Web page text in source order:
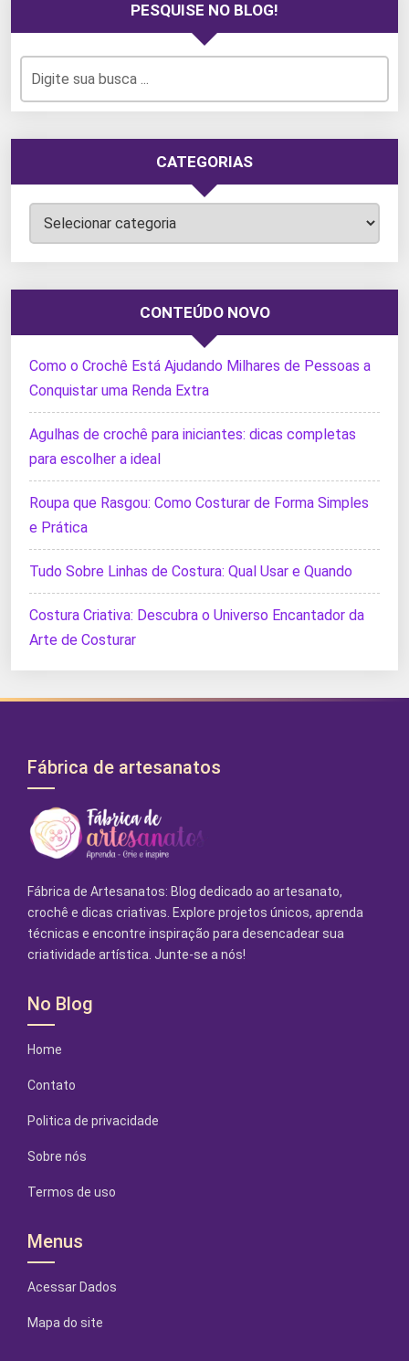
PESQUISE NO BLOG!
CATEGORIAS
Categorias
CONTEÚDO NOVO
Como o Crochê Está Ajudando Milhares de Pessoas a
Conquistar uma Renda Extra
Agulhas de crochê para iniciantes: dicas completas
para escolher a ideal
Roupa que Rasgou: Como Costurar de Forma Simples
e Prática
Tudo Sobre Linhas de Costura: Qual Usar e Quando
Costura Criativa: Descubra o Universo Encantador da
Arte de Costurar
Fábrica de artesanatos
Fábrica de Artesanatos: Blog dedicado ao artesanato,
crochê e dicas criativas. Explore projetos únicos, aprenda
técnicas e encontre inspiração para desencadear sua
criatividade artística. Junte-se a nós!
No Blog
Home
Contato
Politica de privacidade
Sobre nós
Termos de uso
Menus
Acessar Dados
Mapa do site